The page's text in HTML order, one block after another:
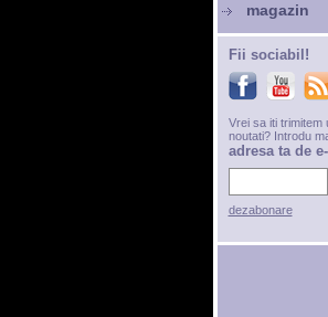
magazin
Fii sociabil!
Vrei sa iti trimitem
noutati? Introdu
adresa ta de
dezabonare